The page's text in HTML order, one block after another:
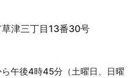
津三丁目13番30号
午後4時45分（土曜日、日曜